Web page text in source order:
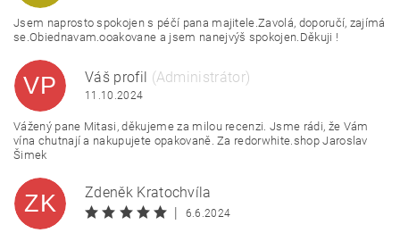
Jsem naprosto spokojen s péčí pana majitele.Zavolá, doporučí, zajímá
se.Obiednavam.ooakovane a jsem nanejvýš spokojen.Děkuji !
VP Váš profil (Administrátor)
11.10.2024
Vážený pane Mitasi, děkujeme za milou recenzi. Jsme rádi, že Vám
vína chutnají a nakupujete opakovaně. Za redorwhite.shop Jaroslav
Šimek
ZK
Zdeněk Kratochvíla
6.6.2024